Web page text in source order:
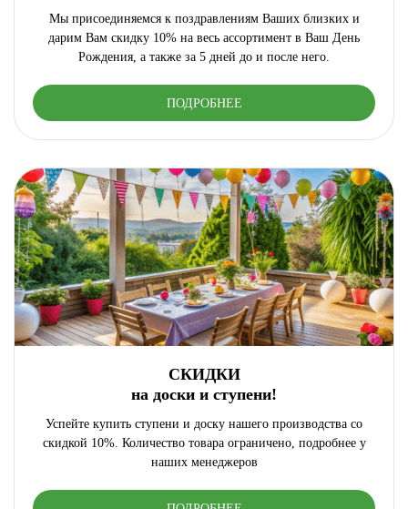
Мы присоединяемся к поздравлениям Ваших близких и
дарим Вам скидку 10% на весь ассортимент в Ваш День
Рождения, а также за 5 дней до и после него.
ПОДРОБНЕЕ
СКИДКИ
на доски и ступени!
Успейте купить ступени и доску нашего производства со
скидкой 10%. Количество товара ограничено, подробнее у
наших менеджеров